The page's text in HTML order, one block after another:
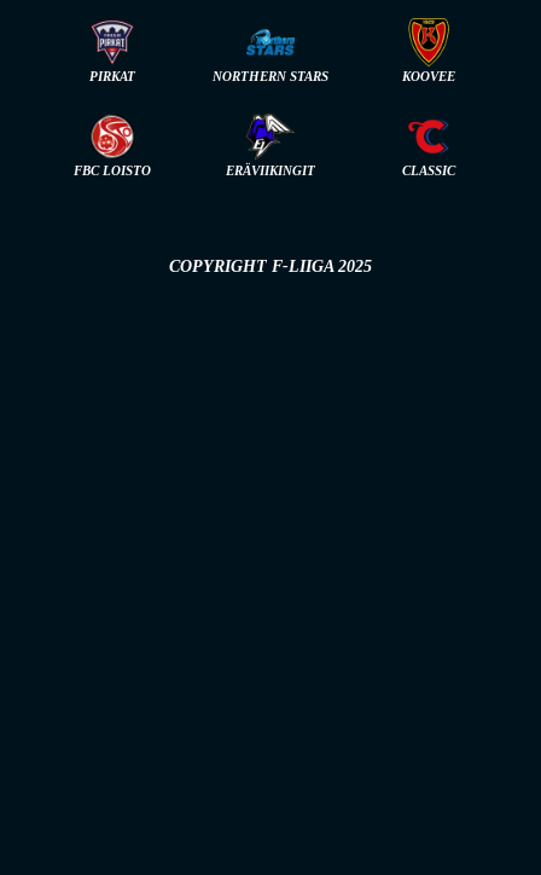
PIRKAT NORTHERN STARS KOOVEE
FBC LOISTO ERÄVIIKINGIT CLASSIC
COPYRIGHT F-LIIGA 2025